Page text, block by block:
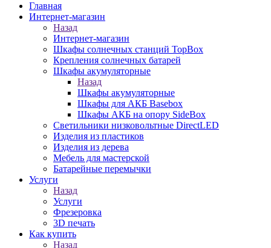
Главная
Интернет-магазин
Назад
Интернет-магазин
Шкафы солнечных станций TopBox
Крепления солнечных батарей
Шкафы акумуляторные
Назад
Шкафы акумуляторные
Шкафы для АКБ Basebox
Шкафы АКБ на опору SideBox
Светильники низковольтные DirectLED
Изделия из пластиков
Изделия из дерева
Мебель для мастерской
Батарейные перемычки
Услуги
Назад
Услуги
Фрезеровка
3D печать
Как купить
Назад